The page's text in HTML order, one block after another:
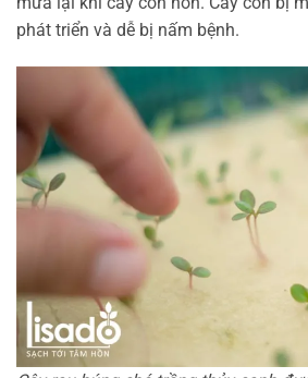
phát triển và dễ bị nấm bệnh.